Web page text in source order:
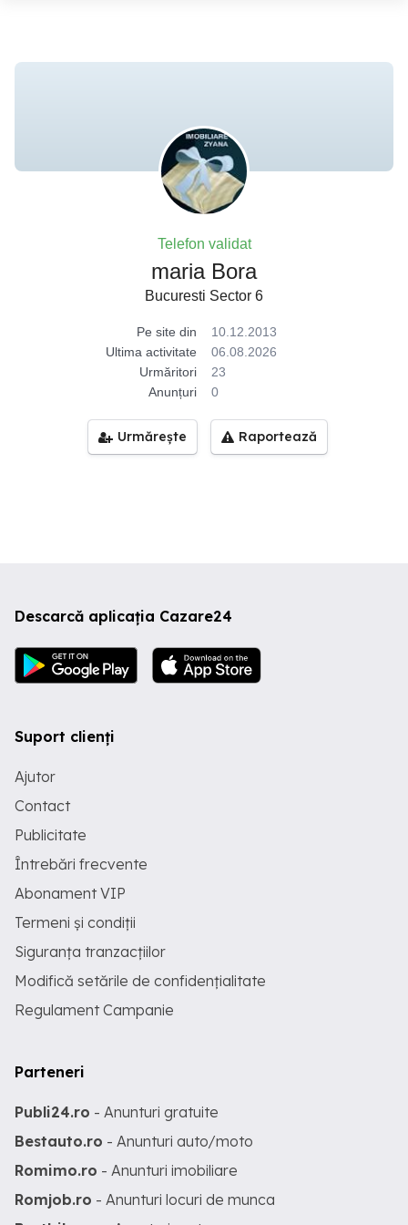
Telefon validat
maria Bora
Bucuresti Sector 6
Pe site din
10.12.2013
Ultima activitate
06.08.2026
Urmăritori
23
Anunțuri
0
Urmărește Raportează
Descarcă aplicația Cazare24
Suport clienți
Ajutor
Contact
Publicitate
Întrebări frecvente
Abonament VIP
Termeni și condiții
Siguranța tranzacțiilor
Modifică setările de confidențialitate
Regulament Campanie
Parteneri
Publi24.ro - Anunturi gratuite
Bestauto.ro - Anunturi auto/moto
Romimo.ro - Anunturi imobiliare
Romjob.ro - Anunturi locuri de munca